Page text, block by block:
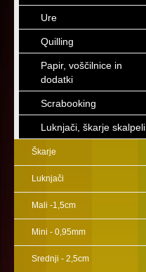
Ure
Quilling
Papir, voščilnice in
dodatki
Scrabooking
Luknjači, škarje skalpeli
Škarje
Luknjači
Mali -1,5cm
Mini - 0,95mm
Srednji - 2,5cm